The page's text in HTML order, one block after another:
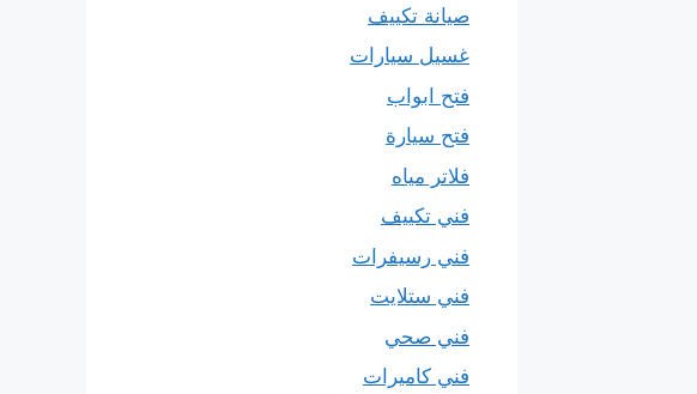
صيانة تكييف
غسيل سيارات
فتح ابواب
فتح سيارة
فلاتر مياه
فني تكييف
فني رسيفرات
فني ستلايت
فني صحي
فني كاميرات